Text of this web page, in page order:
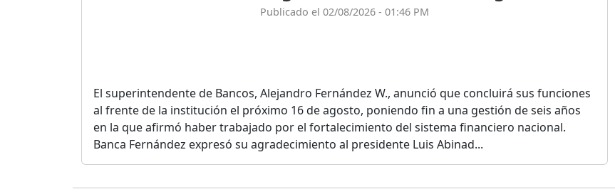
Publicado el 02/08/2026 - 01:46 PM
El superintendente de Bancos, Alejandro Fernández W., anunció que concluirá sus funciones
al frente de la institución el próximo 16 de agosto, poniendo fin a una gestión de seis años
en la que afirmó haber trabajado por el fortalecimiento del sistema financiero nacional.
Banca Fernández expresó su agradecimiento al presidente Luis Abinad...